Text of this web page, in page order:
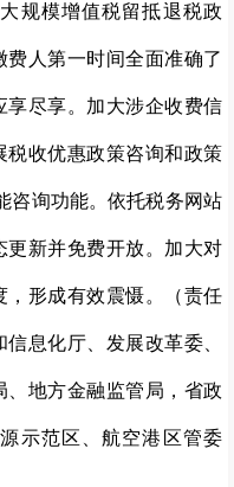
规模增值税留抵退税政
人第一时间全面准确了
尽享。加大涉企收费信
税收优惠政策咨询和政策
咨询功能。依托税务网站
更新并免费开放。加大对
形成有效震慑。（责任
息化厅、发展改革委、
、地方金融监管局，省政
示范区、航空港区管委